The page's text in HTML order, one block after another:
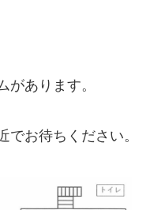
があります。
でお待ちください。